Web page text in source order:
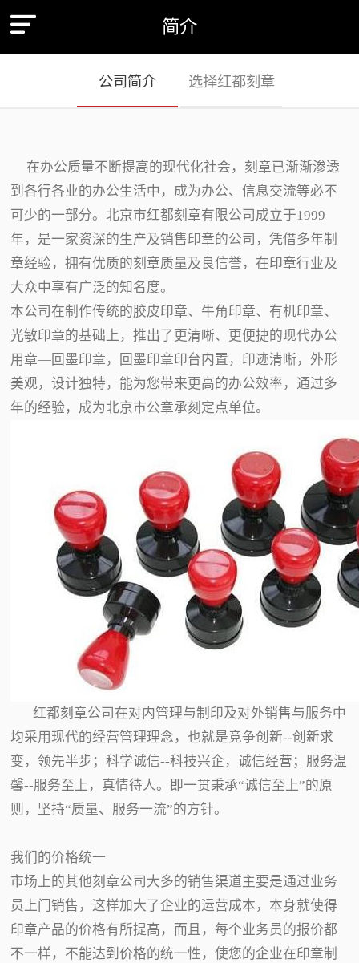
简介
公司简介 选择红都刻章
在办公质量不断提高的现代化社会，刻章已渐渐渗透
到各行各业的办公生活中，成为办公、信息交流等必不
可少的一部分。北京市红都刻章有限公司成立于1999
年，是一家资深的生产及销售印章的公司，凭借多年制
章经验，拥有优质的刻章质量及良信誉，在印章行业及
大众中享有广泛的知名度。
本公司在制作传统的胶皮印章、牛角印章、有机印章、
光敏印章的基础上，推出了更清晰、更便捷的现代办公
用章—回墨印章，回墨印章印台内置，印迹清晰，外形
美观，设计独特，能为您带来更高的办公效率，通过多
年的经验，成为北京市公章承刻定点单位。
红都刻章公司在对内管理与制印及对外销售与服务中
均采用现代的经营管理理念，也就是竞争创新--创新求
变，领先半步；科学诚信--科技兴企，诚信经营；服务温
馨--服务至上，真情待人。即一贯秉承“诚信至上”的原
则，坚持“质量、服务一流”的方针。
我们的价格统一
市场上的其他刻章公司大多的销售渠道主要是通过业务
员上门销售，这样加大了企业的运营成本，本身就使得
印章产品的价格有所提高，而且，每个业务员的报价都
不一样，不能达到价格的统一性，使您的企业在印章制